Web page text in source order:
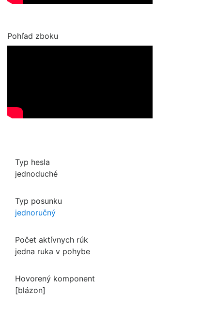
Pohľad zboku
Typ hesla
jednoduché
Typ posunku
jednoručný
Počet aktívnych rúk
jedna ruka v pohybe
Hovorený komponent
[blázon]